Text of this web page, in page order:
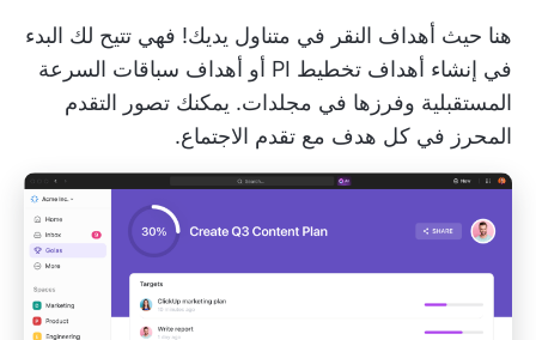
هنا حيث أهداف النقر في متناول يديك! فهي تتيح لك البدء
في إنشاء أهداف تخطيط PI أو أهداف سباقات السرعة
المستقبلية وفرزها في مجلدات. يمكنك تصور التقدم
المحرز في كل هدف مع تقدم الاجتماع.